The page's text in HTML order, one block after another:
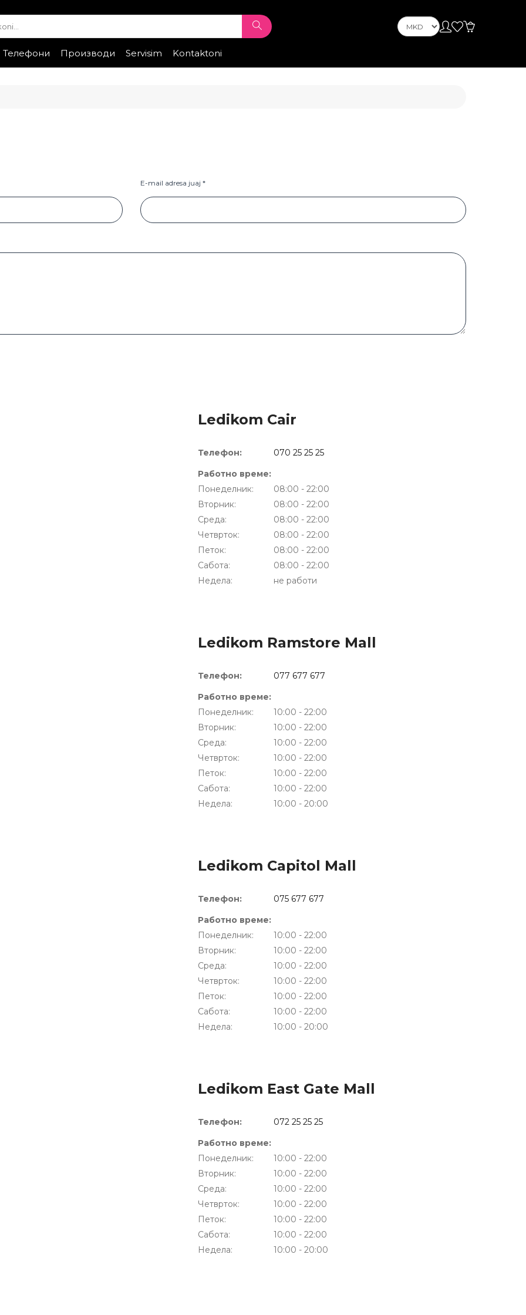
Телефони
Производи
Servisim
Kontrolloni statusin
Kontaktoni
E-mail adresa juaj *
Ledikom Cair
Телeфон:
070 25 25 25
Работно време:
Понеделник:
08:00 - 22:00
Вторник:
08:00 - 22:00
Среда:
08:00 - 22:00
Четврток:
08:00 - 22:00
Петок:
08:00 - 22:00
Сабота:
08:00 - 22:00
Недела:
не работи
Ledikom Ramstore Mall
Телeфон:
077 677 677
Работно време:
Понеделник:
10:00 - 22:00
Вторник:
10:00 - 22:00
Среда:
10:00 - 22:00
Четврток:
10:00 - 22:00
Петок:
10:00 - 22:00
Сабота:
10:00 - 22:00
Недела:
10:00 - 20:00
Ledikom Capitol Mall
Телeфон:
075 677 677
Работно време:
Понеделник:
10:00 - 22:00
Вторник:
10:00 - 22:00
Среда:
10:00 - 22:00
Четврток:
10:00 - 22:00
Петок:
10:00 - 22:00
Сабота:
10:00 - 22:00
Недела:
10:00 - 20:00
Ledikom East Gate Mall
Телeфон:
072 25 25 25
Работно време:
Понеделник:
10:00 - 22:00
Вторник:
10:00 - 22:00
Среда:
10:00 - 22:00
Четврток:
10:00 - 22:00
Петок:
10:00 - 22:00
Сабота:
10:00 - 22:00
Недела:
10:00 - 20:00
ПРОЕКТОРИ